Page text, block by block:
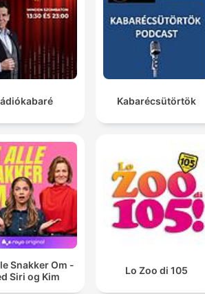
Kabarécsütörtök
Snakker Om -
Siri og Kim
Lo Zoo di 105